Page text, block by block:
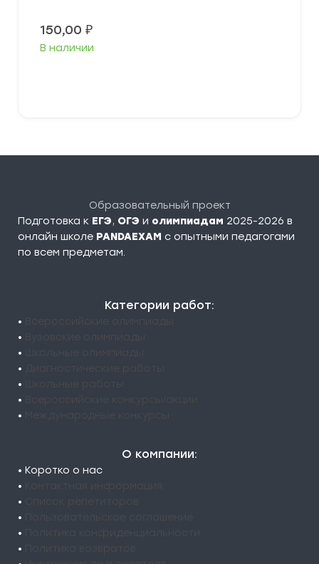
150,00 ₽
В наличии
Образовательный проект
Подготовка к ЕГЭ, ОГЭ и олимпиадам 2025-2026 в
онлайн школе PANDAEXAM c опытными педагогами
по всем предметам.
Категории работ:
•
•
•
•
•
•
•
О компании:
• Коротко о нас
•
•
•
•
•